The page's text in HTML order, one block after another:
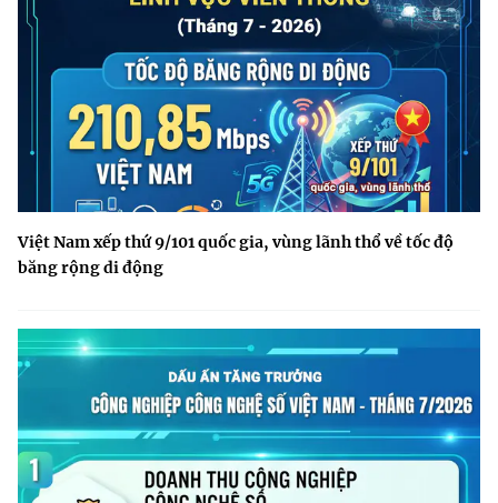
Việt Nam xếp thứ 9/101 quốc gia, vùng lãnh thổ về tốc độ
băng rộng di động